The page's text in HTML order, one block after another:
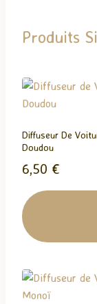
e
n
t
Produits
Diffuseur De
Doudou
6,50 €